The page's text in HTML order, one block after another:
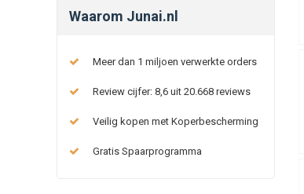
Waarom Junai.nl
Meer dan 1 miljoen verwerkte orders
Review cijfer: 8,6 uit 20.668 reviews
Veilig kopen met Koperbescherming
Gratis Spaarprogramma